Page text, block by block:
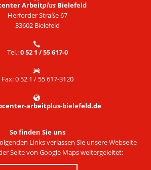
Arbeitplus Bielefeld
Herforder Straße 67
33602 Bielefeld
Tel.:0 52 1 / 55 617-0
Fax: 0 52 1 / 55 617-3120
arbeitplus-bielefeld.de
So finden Sie uns
Links verlassen Sie unsere Webseite
Seite von Google Maps weitergeleitet: